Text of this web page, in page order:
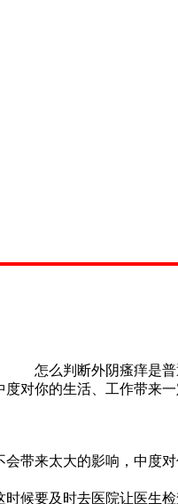
怎么判断外阴瘙痒是
对你的生活、工作带来
来太大的影响，中度
要及时去医院让医生检